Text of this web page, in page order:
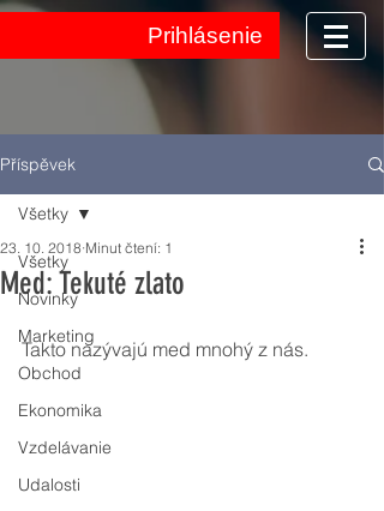
Prihlásenie
Příspěvek
Všetky
Novinky
Marketing
Obchod
Ekonomika
Vzdelávanie
Udalosti
Všetky
Med: Tekuté zlato
23. 10. 2018 Minut čtení: 1
Takto nazývajú med mnohý z nás.